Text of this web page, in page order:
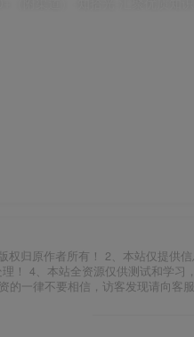
权归原作者所有！ 2、本站仅提供
！ 4、本站全资源仅供测试和学
的一律不要相信，访客发现请向客